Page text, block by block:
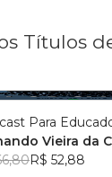
Títulos
Para
Vieira da
Cruz)
R$ 52,88